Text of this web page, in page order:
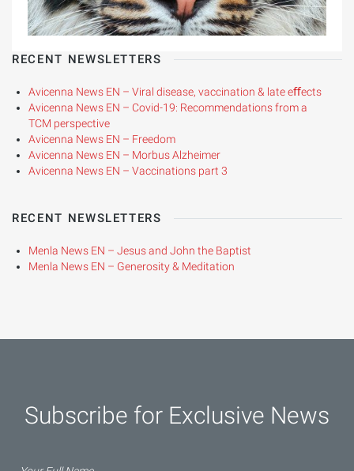
RECENT NEWSLETTERS
Avicenna News EN – Viral disease, vaccination & late eﬀects
Avicenna News EN – Covid-19: Recommendations from a
TCM perspective
Avicenna News EN – Freedom
Avicenna News EN – Morbus Alzheimer
Avicenna News EN – Vaccinations part 3
RECENT NEWSLETTERS
Menla News EN – Jesus and John the Baptist
Menla News EN – Generosity & Meditation
Subscribe for Exclusive News